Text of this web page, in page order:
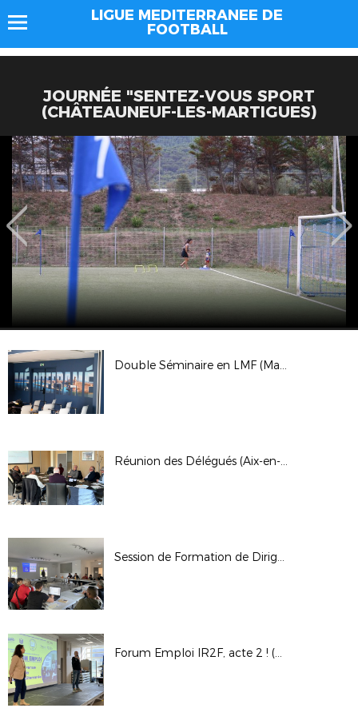
LIGUE MEDITERRANEE DE
FOOTBALL
JOURNÉE "SENTEZ-VOUS SPORT
(CHÂTEAUNEUF-LES-MARTIGUES)
Double Séminaire en LMF (Marseille et Aix)
Réunion des Délégués (Aix-en-Provence)
Session de Formation de Dirigeants (Garéoult)
Forum Emploi IR2F, acte 2 ! (Aix-en-Provence)